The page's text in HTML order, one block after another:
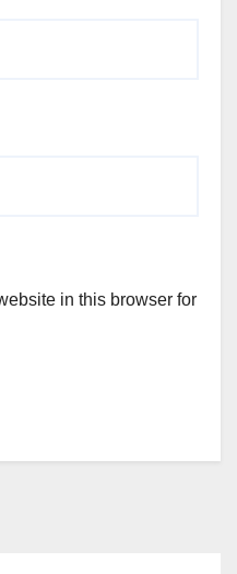
in this browser for